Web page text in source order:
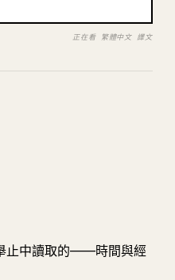
正在看 繁體中文 譯文
止中讀取的——時間與經